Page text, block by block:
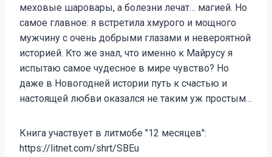
меховые шаровары, а болезни лечат… магией. Но
самое главное: я встретила хмурого и мощного
мужчину с очень добрыми глазами и невероятной
историей. Кто же знал, что именно к Майрусу я
испытаю самое чудесное в мире чувство? Но
даже в Новогодней истории путь к счастью и
настоящей любви оказался не таким уж простым…
Книга участвует в литмобе "12 месяцев":
https://litnet.com/shrt/SBEu